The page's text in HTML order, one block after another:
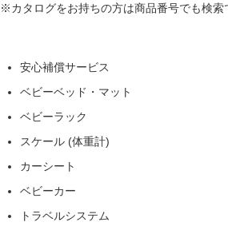
※カタログをお持ちの方は商品番号でも検索
安心補償サービス
ベビーベッド・マット
ベビーラック
スケール (体重計)
カーシート
ベビーカー
トラベルシステム